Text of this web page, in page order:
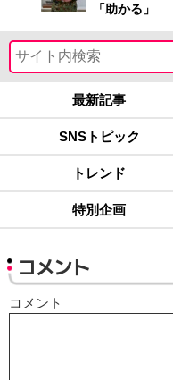
「助かる」
最新記事
SNSトピック
トレンド
特別企画
コメント
コメント